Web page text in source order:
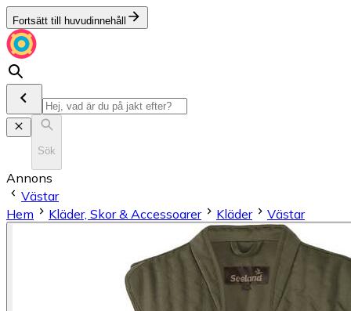
Fortsätt till huvudinnehåll
Sök
Annons
Västar
Hem
Kläder, Skor & Accessoarer Kläder Västar